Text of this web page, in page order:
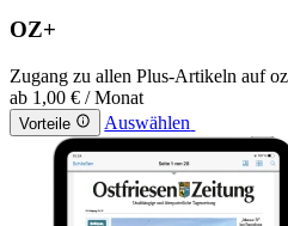
OZ+
Zugang zu allen Plus-Artikeln auf
ab 1,00 € / Monat
Vorteile Auswählen